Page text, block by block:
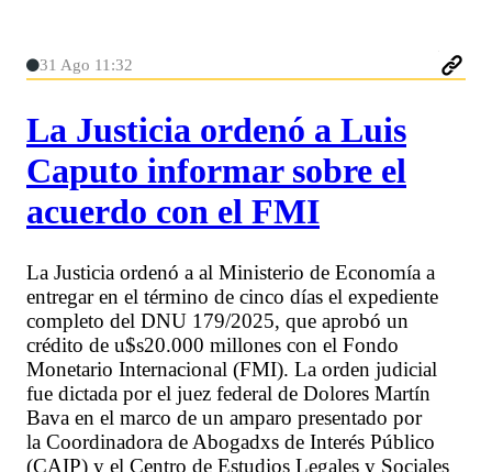
31 Ago 11:32
La Justicia ordenó a Luis
Caputo informar sobre el
acuerdo con el FMI
La Justicia ordenó a al Ministerio de Economía a
entregar en el término de cinco días el expediente
completo del DNU 179/2025, que aprobó un
crédito de u$s20.000 millones con el Fondo
Monetario Internacional (FMI). La orden judicial
fue dictada por el juez federal de Dolores Martín
Bava en el marco de un amparo presentado por
la Coordinadora de Abogadxs de Interés Público
(CAIP) y el Centro de Estudios Legales y Sociales